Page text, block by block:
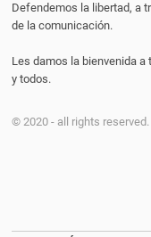
Defendemos la libertad, a
de la comunicación.
Les damos la bienvenida a
y todos.
© 2020 - all rights reserved.